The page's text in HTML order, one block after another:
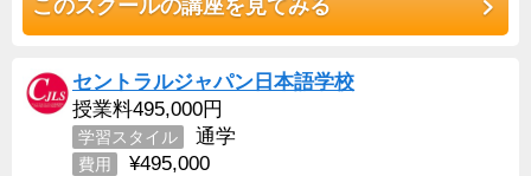
このスクールの講座を見てみる
セントラルジャパン日本語学校
授業料495,000円
学習スタイル 通学
費用 ¥495,000